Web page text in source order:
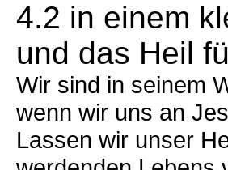
4.2 in einem
und das Heil
Wir sind in seinem
wenn wir uns an
Lassen wir unser